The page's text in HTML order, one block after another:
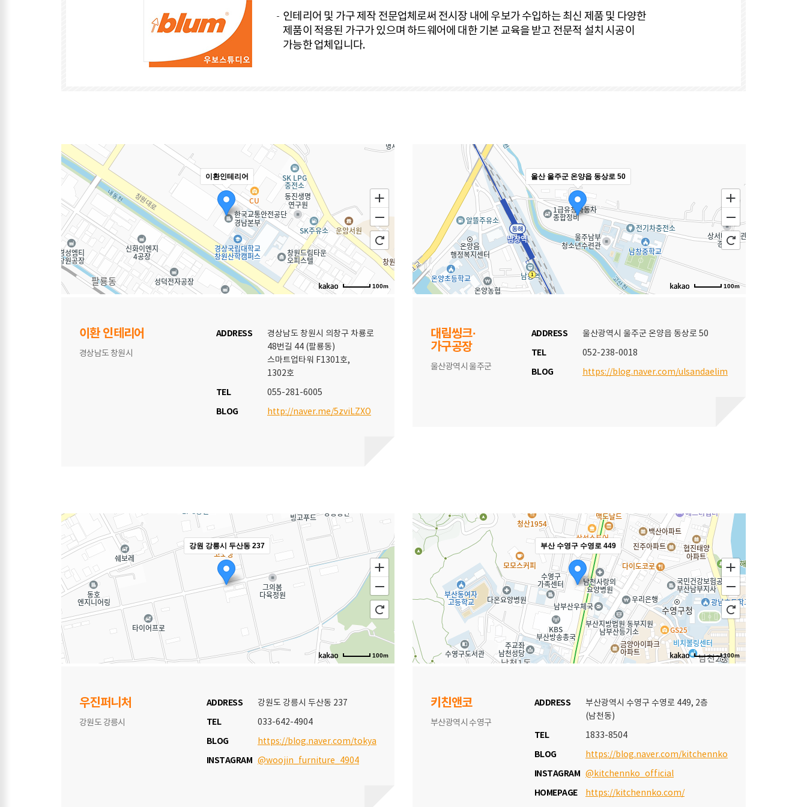
인테리어 및 가구 제작 전문업체로써 전시장 내에 우보가 수입하는 최신 제품 및 다양한
제품이 적용된 가구가 있으며 하드웨어에 대한 기본 교육을 받고 전문적 설치 시공이
가능한 업체입니다.
이환인테리어
100m
이환 인테리어
경상남도 창원시
ADDRESS
경상남도 창원시 의창구 차룡로
48번길 44 (팔룡동)
스마트업타워 F1301호,
1302호
TEL 055-281-6005
BLOG http://naver.me/5zviLZXO
울산 울주군 온양읍 동상로 50
100m
대림씽크·
가구공장
울산광역시 울주군
ADDRESS 울산광역시 울주군 온양읍 동상로 50
TEL 052-238-0018
BLOG https://blog.naver.com/ulsandaelim
강원 강릉시 두산동 237
100m
우진퍼니처
강원도 강릉시
ADDRESS 강원도 강릉시 두산동 237
TEL 033-642-4904
BLOG https://blog.naver.com/tokya
INSTAGRAM @woojin_furniture_4904
부산 수영구 수영로 449
100m
키친앤코
부산광역시 수영구
ADDRESS
부산광역시 수영구 수영로 449, 2층
(남천동)
TEL 1833-8504
BLOG https://blog.naver.com/kitchennko
INSTAGRAM @kitchennko_official
HOMEPAGE https://kitchennko.com/